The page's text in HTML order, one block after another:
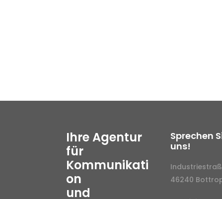
Ihre Agentur
für
Kommunikati
on
und
Sprechen
uns!
46240